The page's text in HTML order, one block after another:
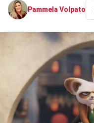
Pammela Volpato